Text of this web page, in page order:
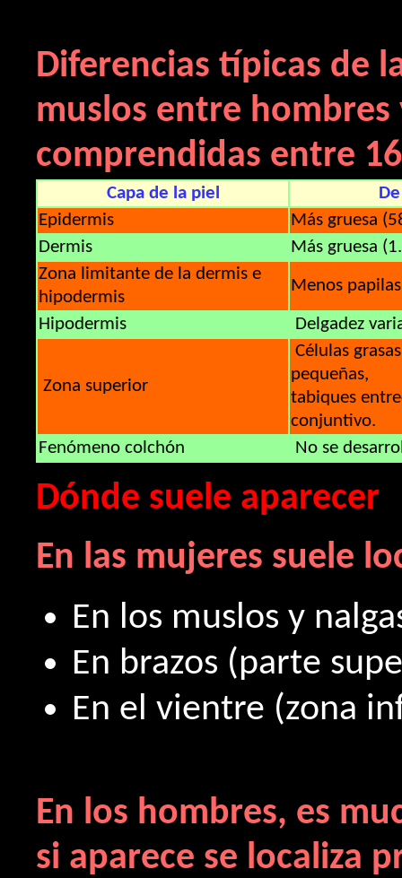
Diferencias típicas de
muslos entre hombres
comprendidas entre
Capa de la piel
Epidermis
Más gruesa
Dermis
Más gruesa
Zona limitante de la dermis e
hipodermis
Menos
Hipodermis Delgadez
Zona superior
Células
pequeñas,
tabiques
conjuntivo.
Fenómeno colchón
No se
Dónde suele aparecer
En las mujeres suele
En los muslos y
En brazos (parte
En el vientre (zona
En los hombres, es
si aparece se localiza